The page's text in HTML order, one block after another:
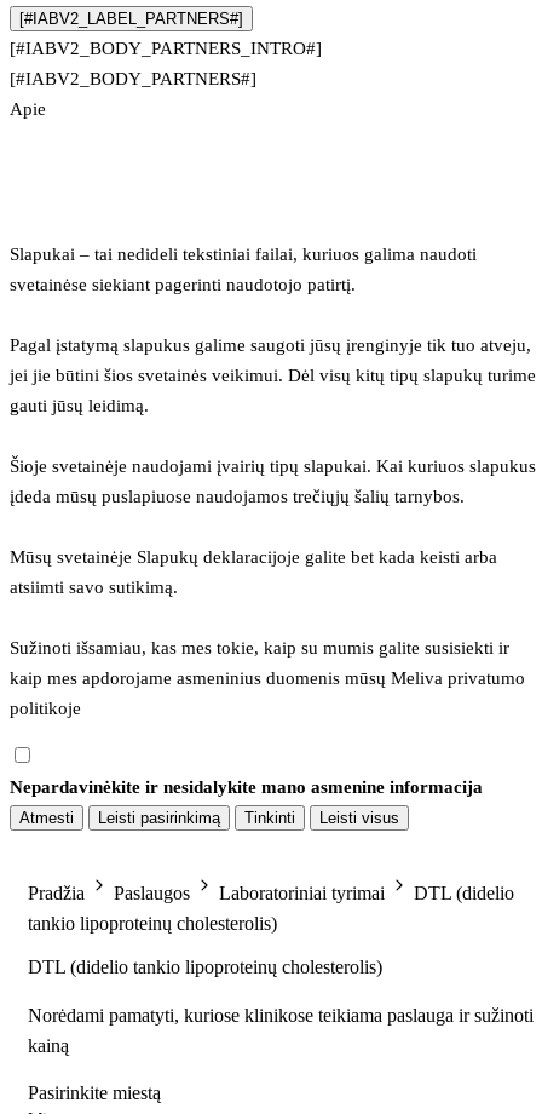
[#IABV2_LABEL_PARTNERS#]
[#IABV2_BODY_PARTNERS_INTRO#]
[#IABV2_BODY_PARTNERS#]
Apie
Slapukai – tai nedideli tekstiniai failai, kuriuos galima naudoti
svetainėse siekiant pagerinti naudotojo patirtį.
Pagal įstatymą slapukus galime saugoti jūsų įrenginyje tik tuo atveju,
jei jie būtini šios svetainės veikimui. Dėl visų kitų tipų slapukų turime
gauti jūsų leidimą.
Šioje svetainėje naudojami įvairių tipų slapukai. Kai kuriuos slapukus
įdeda mūsų puslapiuose naudojamos trečiųjų šalių tarnybos.
Mūsų svetainėje Slapukų deklaracijoje galite bet kada keisti arba
atsiimti savo sutikimą.
Sužinoti išsamiau, kas mes tokie, kaip su mumis galite susisiekti ir
kaip mes apdorojame asmeninius duomenis mūsų Meliva privatumo
politikoje
Nepardavinėkite ir nesidalykite mano asmenine informacija
Atmesti Leisti pasirinkimą Tinkinti Leisti visus
Pradžia Paslaugos Laboratoriniai tyrimai
DTL (didelio
tankio lipoproteinų cholesterolis)
DTL (didelio tankio lipoproteinų cholesterolis)
Norėdami pamatyti, kuriose klinikose teikiama paslauga ir sužinoti
kainą
Pasirinkite miestą